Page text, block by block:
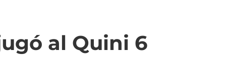
al Quini 6